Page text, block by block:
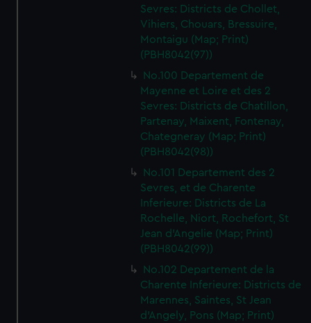
Sevres: Districts de Chollet,
Vihiers, Chouars, Bressuire,
Montaigu (Map; Print)
(PBH8042(97))
No.100 Departement de
Mayenne et Loire et des 2
Sevres: Districts de Chatillon,
Partenay, Maixent, Fontenay,
Chategneray (Map; Print)
(PBH8042(98))
No.101 Departement des 2
Sevres, et de Charente
Inferieure: Districts de La
Rochelle, Niort, Rochefort, St
Jean d'Angelie (Map; Print)
(PBH8042(99))
No.102 Departement de la
Charente Inferieure: Districts de
Marennes, Saintes, St Jean
d'Angely, Pons (Map; Print)